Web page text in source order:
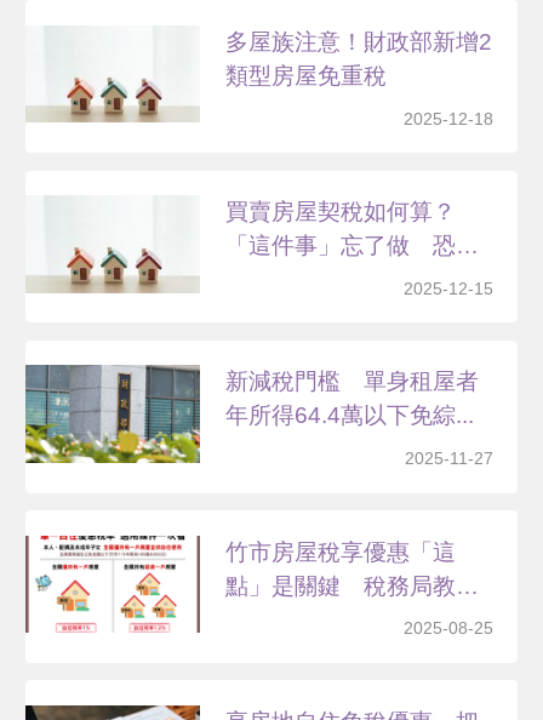
多屋族注意！財政部新增2
類型房屋免重稅
2025-12-18
買賣房屋契稅如何算？
「這件事」忘了做 恐處3
2025-12-15
新減稅門檻 單身租屋者
年所得64.4萬以下免綜...
2025-11-27
竹市房屋稅享優惠「這
點」是關鍵 稅務局教你
2025-08-25